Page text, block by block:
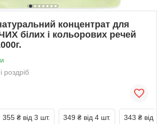
концентрат для
білих і кольорових речей
роздріб
355 ₴ від 3 шт. 349 ₴ від 4 шт. 343 ₴ від